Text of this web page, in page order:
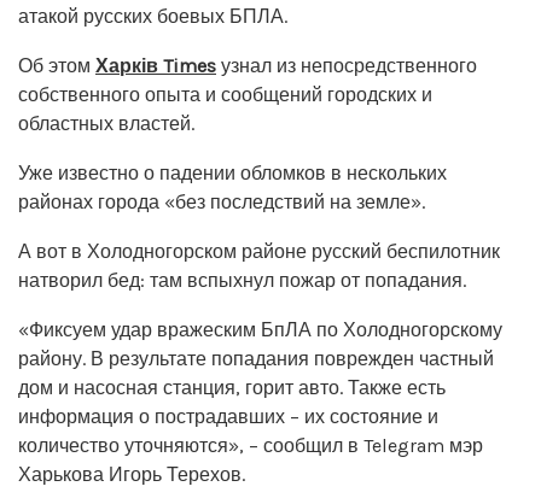
атакой русских боевых БПЛА.
Об этом Харків Times узнал из непосредственного
собственного опыта и сообщений городских и
областных властей.
Уже известно о падении обломков в нескольких
районах города «без последствий на земле».
А вот в Холодногорском районе русский беспилотник
натворил бед: там вспыхнул пожар от попадания.
«Фиксуем удар вражеским БпЛА по Холодногорскому
району. В результате попадания поврежден частный
дом и насосная станция, горит авто. Также есть
информация о пострадавших – их состояние и
количество уточняются», – сообщил в Telegram мэр
Харькова Игорь Терехов.